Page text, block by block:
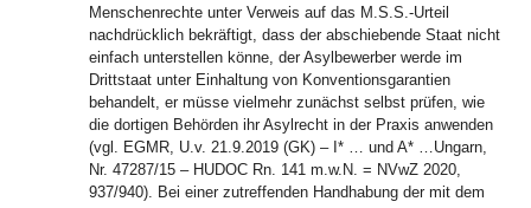
Menschenrechte unter Verweis auf das M.S.S.-Urteil
nachdrücklich bekräftigt, dass der abschiebende Staat nicht
einfach unterstellen könne, der Asylbewerber werde im
Drittstaat unter Einhaltung von Konventionsgarantien
behandelt, er müsse vielmehr zunächst selbst prüfen, wie
die dortigen Behörden ihr Asylrecht in der Praxis anwenden
(vgl. EGMR, U.v. 21.9.2019 (GK) – I* … und A* …Ungarn,
Nr. 47287/15 – HUDOC Rn. 141 m.w.N. = NVwZ 2020,
937/940). Bei einer zutreffenden Handhabung der mit dem